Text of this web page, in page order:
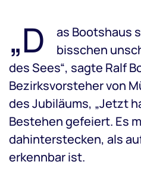
„D
as Bootshaus
bisschen
des Sees“, sagte Ralf
Bezirksvorsteher von
des Jubiläums, „Jetzt
Bestehen gefeiert. Es
dahinterstecken, als
erkennbar ist.